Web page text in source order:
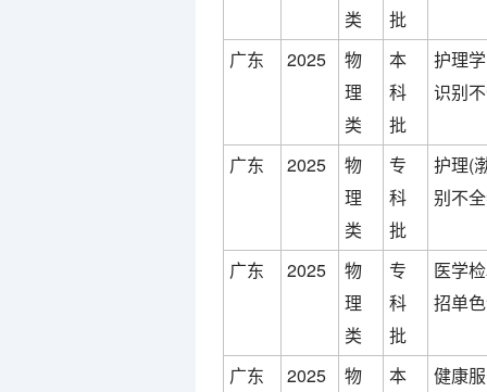
类
批
广东 2025
物
理
类
本
科
批
护理
识别
广东 2025
物
理
类
专
科
批
护理(
别不
广东 2025
物
理
类
专
科
批
医学
招单
广东 2025
物
本
健康